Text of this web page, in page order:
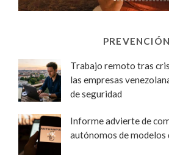
PREVENCIÓN
Trabajo remoto tras
las empresas
de seguridad
Informe advierte de
autónomos de modelos